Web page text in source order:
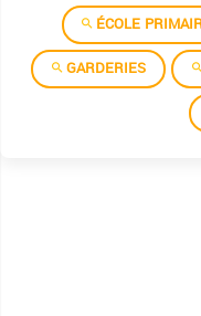
ÉCOLE
GARDERIES